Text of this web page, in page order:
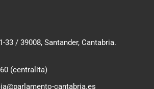
33 / 39008, Santander, Cantabria.
(centralita)
cantabria.es